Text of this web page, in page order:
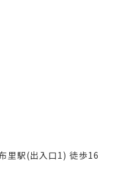
里駅(出入口1) 徒歩16